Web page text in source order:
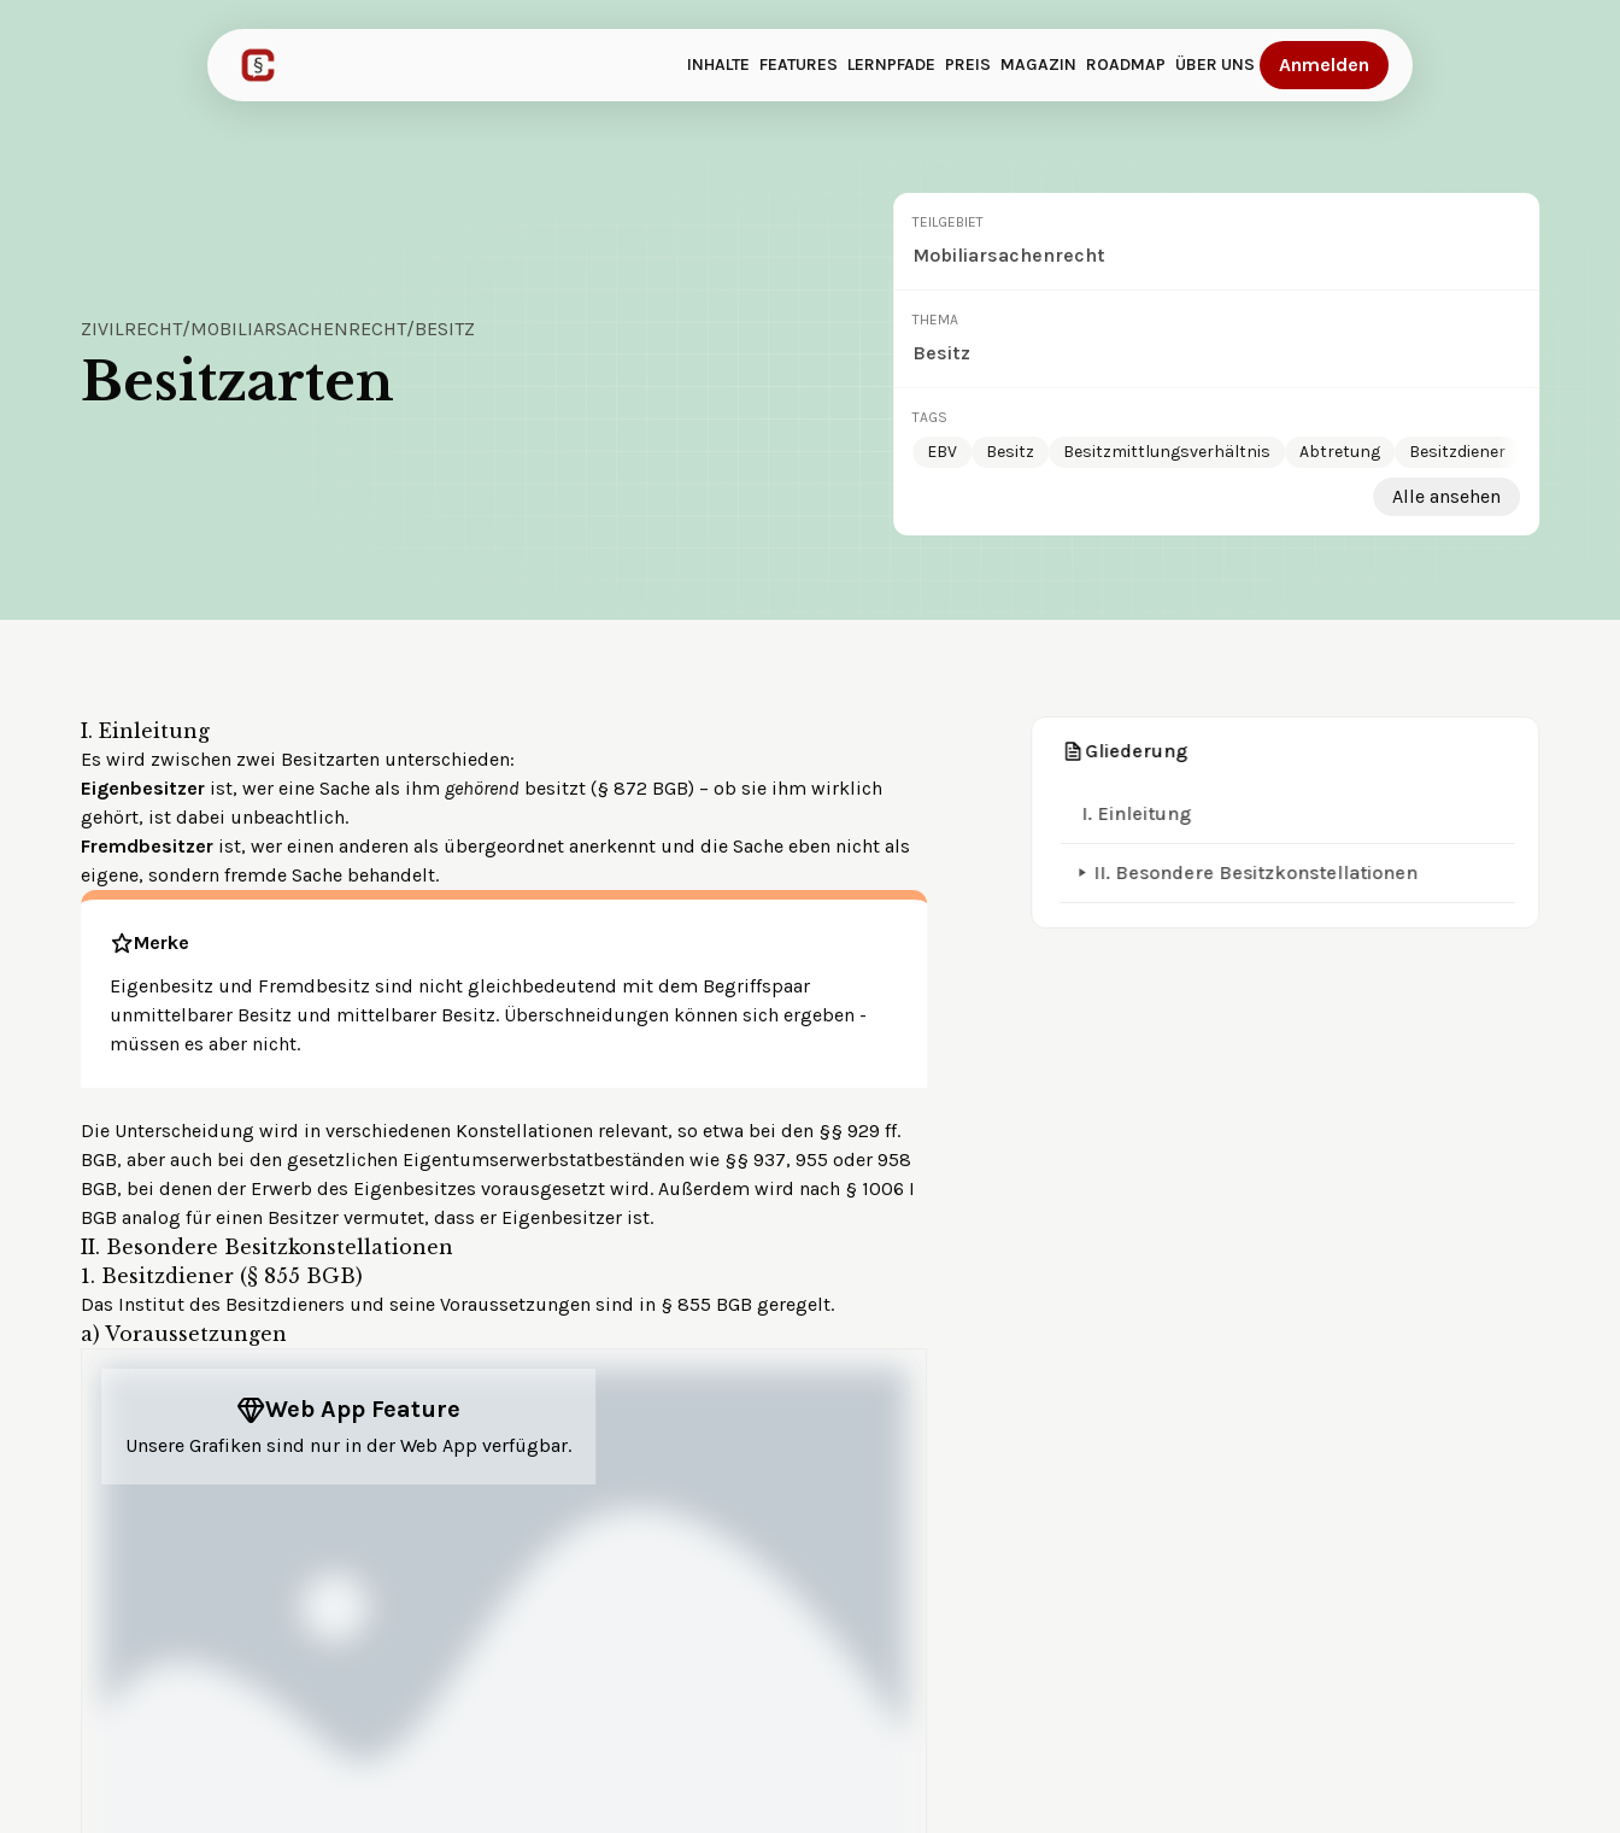
INHALTE FEATURES LERNPFADE PREIS MAGAZIN ROADMAP ÜBER UNS Anmelden
ZIVILRECHT/MOBILIARSACHENRECHT/BESITZ
Besitzarten
TEILGEBIET
Mobiliarsachenrecht
THEMA
Besitz
TAGS
EBV Besitz Besitzmittlungsverhältnis Abtretung Besitzdiener
Alle ansehen
Gliederung
I. Einleitung
II. Besondere Besitzkonstellationen
I. Einleitung
Es wird zwischen zwei Besitzarten unterschieden:
Eigenbesitzer ist, wer eine Sache als ihm gehörend besitzt (§ 872 BGB) – ob sie ihm wirklich
gehört, ist dabei unbeachtlich.
Fremdbesitzer ist, wer einen anderen als übergeordnet anerkennt und die Sache eben nicht als
eigene, sondern fremde Sache behandelt.
Merke
Eigenbesitz und Fremdbesitz sind nicht gleichbedeutend mit dem Begriffspaar
unmittelbarer Besitz und mittelbarer Besitz. Überschneidungen können sich ergeben -
müssen es aber nicht.
Die Unterscheidung wird in verschiedenen Konstellationen relevant, so etwa bei den §§ 929 ff.
BGB, aber auch bei den gesetzlichen Eigentumserwerbstatbeständen wie §§ 937, 955 oder 958
BGB, bei denen der Erwerb des Eigenbesitzes vorausgesetzt wird. Außerdem wird nach § 1006 I
BGB analog für einen Besitzer vermutet, dass er Eigenbesitzer ist.
II. Besondere Besitzkonstellationen
1. Besitzdiener (§ 855 BGB)
Das Institut des Besitzdieners und seine Voraussetzungen sind in § 855 BGB geregelt.
a) Voraussetzungen
Web App Feature
Unsere Grafiken sind nur in der Web App verfügbar.